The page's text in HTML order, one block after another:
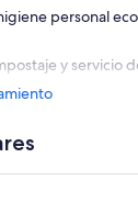
personal
y servicio